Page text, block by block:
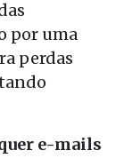
por uma
perdas
e-mails